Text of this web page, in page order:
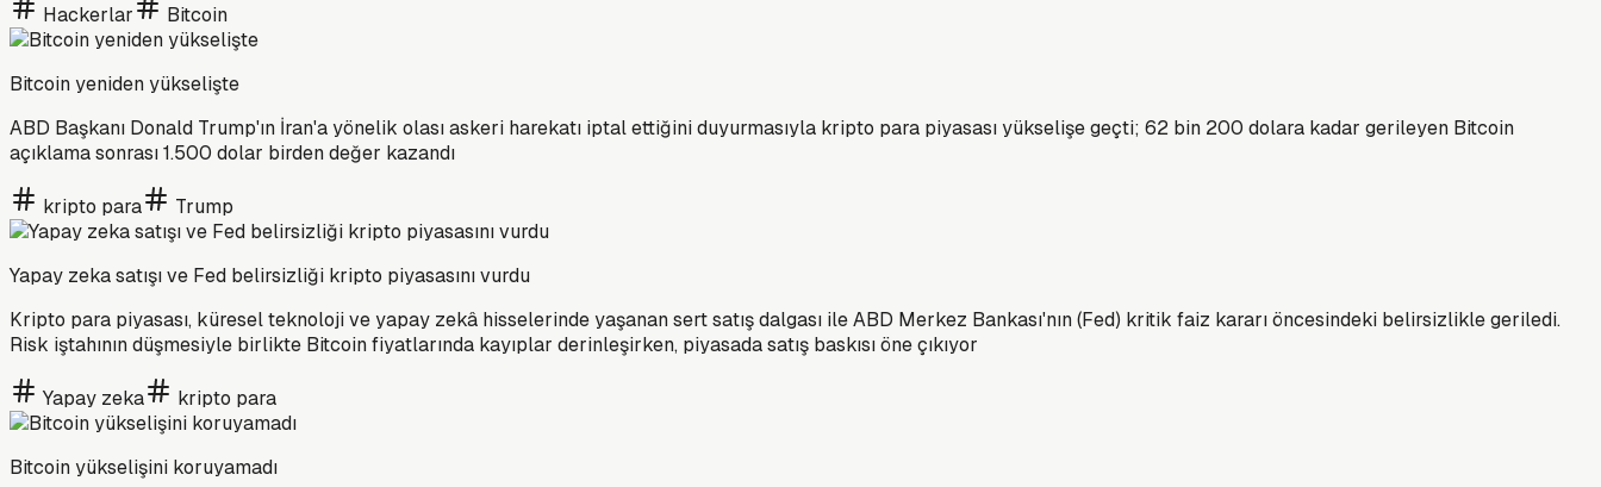
Hackerlar Bitcoin
Bitcoin yeniden yükselişte
ABD Başkanı Donald Trump'ın İran'a yönelik olası askeri harekatı iptal ettiğini duyurmasıyla kripto para piyasası yükselişe geçti; 62 bin 200 dolara kadar gerileyen Bitcoin
açıklama sonrası 1.500 dolar birden değer kazandı
kripto para Trump
Yapay zeka satışı ve Fed belirsizliği kripto piyasasını vurdu
Kripto para piyasası, küresel teknoloji ve yapay zekâ hisselerinde yaşanan sert satış dalgası ile ABD Merkez Bankası'nın (Fed) kritik faiz kararı öncesindeki belirsizlikle geriledi.
Risk iştahının düşmesiyle birlikte Bitcoin fiyatlarında kayıplar derinleşirken, piyasada satış baskısı öne çıkıyor
Yapay zeka kripto para
Bitcoin yükselişini koruyamadı